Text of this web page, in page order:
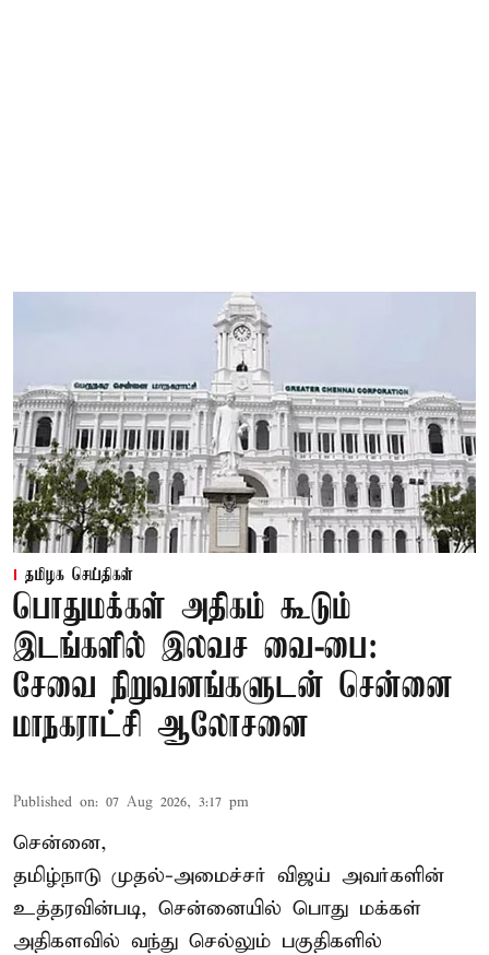
தமிழக செய்திகள்
பொதுமக்கள் அதிகம் கூடும்
இடங்களில் இலவச வை-பை:
சேவை நிறுவனங்களுடன் சென்னை
மாநகராட்சி ஆலோசனை
Published on: 07 Aug 2026, 3:17 pm
சென்னை,
தமிழ்நாடு முதல்-அமைச்சர் விஜய் அவர்களின்
உத்தரவின்படி, சென்னையில் பொது மக்கள்
அதிகளவில் வந்து செல்லும் பகுதிகளில்